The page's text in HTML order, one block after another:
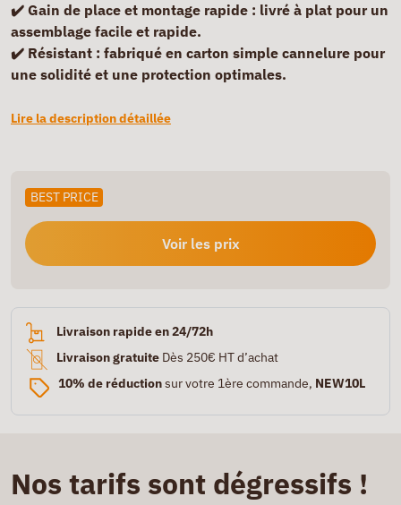
✔️ Gain de place et montage rapide : livré à plat pour un
assemblage facile et rapide.
✔️ Résistant : fabriqué en carton simple cannelure pour
une solidité et une protection optimales.
Lire la description détaillée
BEST PRICE
Voir les prix
Livraison rapide en 24/72h
Livraison gratuite Dès 250€ HT d’achat
10% de réductionsur votre 1ère commande, NEW10L
Nos tarifs sont dégressifs !